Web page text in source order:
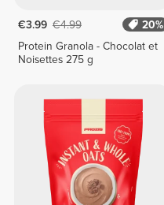
€3.99 €4.99
20%
Protein Granola - Chocolat et
Noisettes 275 g